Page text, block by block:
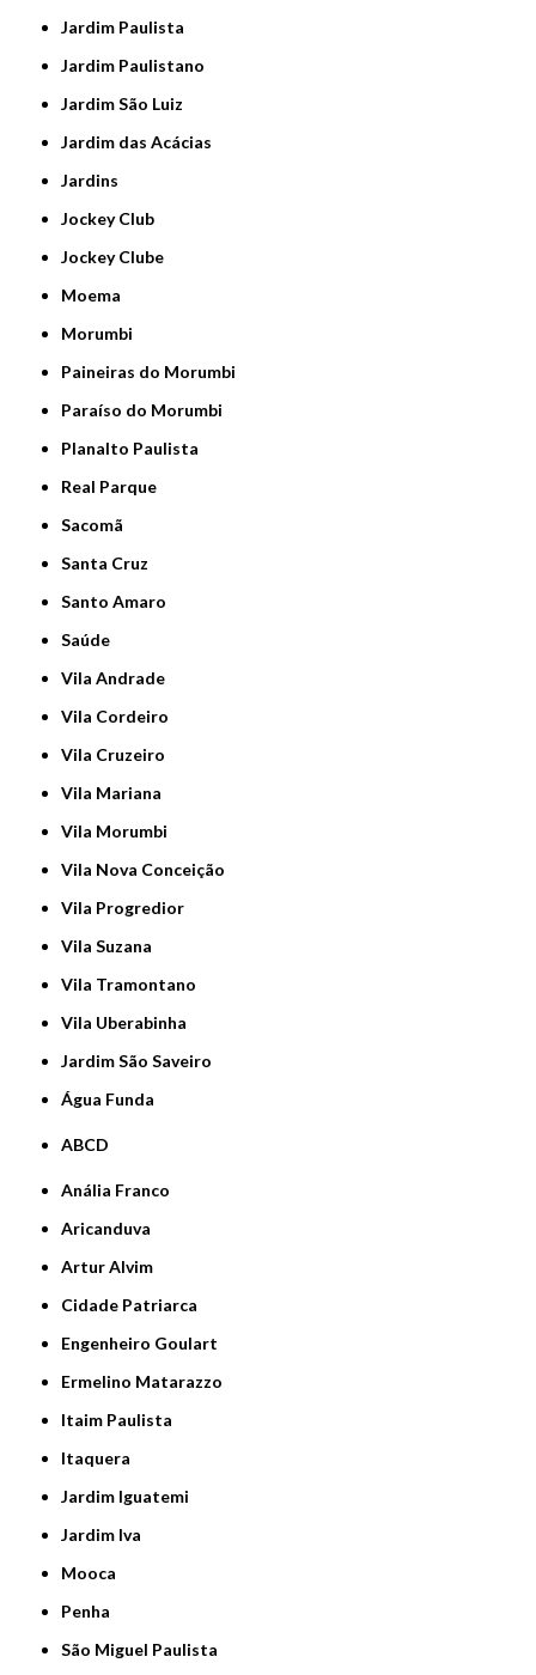
Jardim Paulista
Jardim Paulistano
Jardim São Luiz
Jardim das Acácias
Jardins
Jockey Club
Jockey Clube
Moema
Morumbi
Paineiras do Morumbi
Paraíso do Morumbi
Planalto Paulista
Real Parque
Sacomã
Santa Cruz
Santo Amaro
Saúde
Vila Andrade
Vila Cordeiro
Vila Cruzeiro
Vila Mariana
Vila Morumbi
Vila Nova Conceição
Vila Progredior
Vila Suzana
Vila Tramontano
Vila Uberabinha
jardim São Saveiro
Água Funda
ABCD
Anália Franco
Aricanduva
Artur Alvim
Cidade Patriarca
Engenheiro Goulart
Ermelino Matarazzo
Itaim Paulista
Itaquera
Jardim Iguatemi
Jardim Iva
Mooca
Penha
São Miguel Paulista